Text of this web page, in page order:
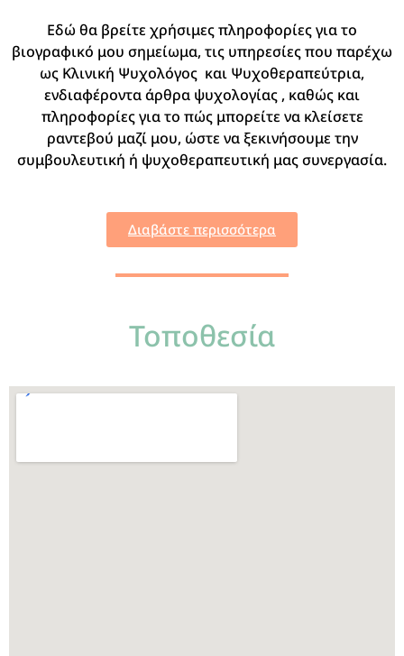
Εδώ θα βρείτε χρήσιμες πληροφορίες για το
βιογραφικό μου σημείωμα, τις υπηρεσίες που παρέχω
ως Κλινική Ψυχολόγος και Ψυχοθεραπεύτρια,
ενδιαφέροντα άρθρα ψυχολογίας , καθώς και
πληροφορίες για το πώς μπορείτε να κλείσετε
ραντεβού μαζί μου, ώστε να ξεκινήσουμε την
συμβουλευτική ή ψυχοθεραπευτική μας συνεργασία.
Διαβάστε περισσότερα
Τοποθεσία